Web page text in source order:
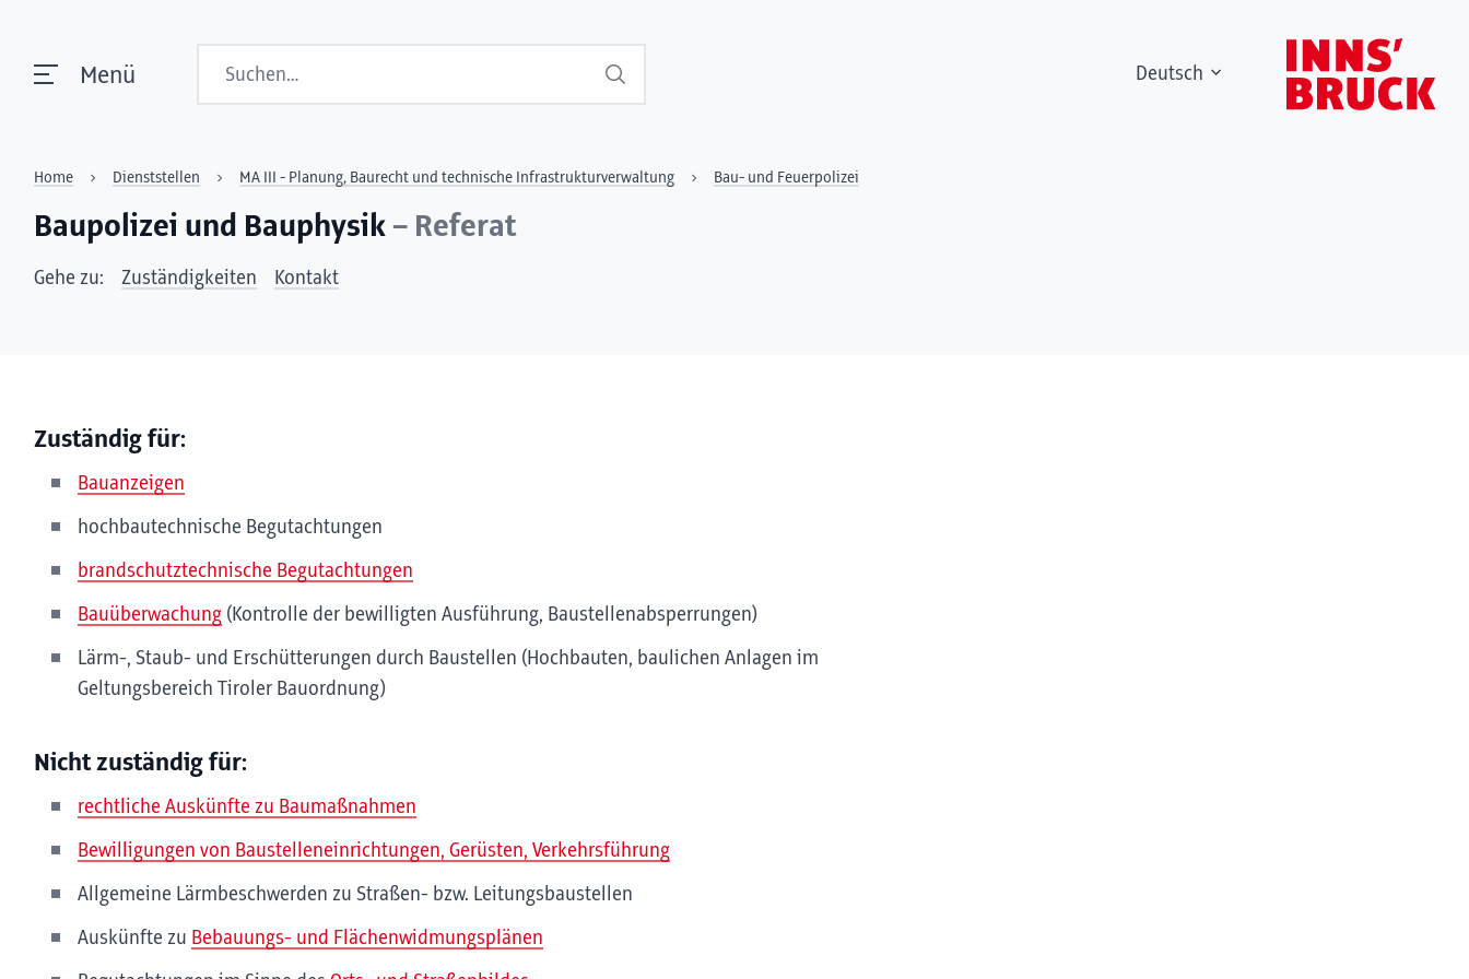
Menü Suchen Deutsch
Home Dienststellen MA III - Planung, Baurecht und technische Infrastrukturverwaltung Bau- und Feuerpolizei
Baupolizei und Bauphysik – Referat
Gehe zu: Zuständigkeiten Kontakt
Zuständig für:
Bauanzeigen
hochbautechnische Begutachtungen
brandschutztechnische Begutachtungen
Bauüberwachung (Kontrolle der bewilligten Ausführung, Baustellenabsperrungen)
Lärm-, Staub- und Erschütterungen durch Baustellen (Hochbauten, baulichen Anlagen im
Geltungsbereich Tiroler Bauordnung)
Nicht zuständig für:
rechtliche Auskünfte zu Baumaßnahmen
Bewilligungen von Baustelleneinrichtungen, Gerüsten, Verkehrsführung
Allgemeine Lärmbeschwerden zu Straßen- bzw. Leitungsbaustellen
Auskünfte zu Bebauungs- und Flächenwidmungsplänen